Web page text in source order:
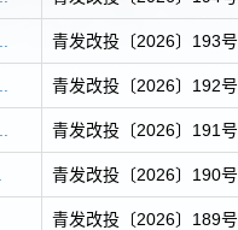
青发改投〔2026〕193号
青发改投〔2026〕192号
青发改投〔2026〕191号
青发改投〔2026〕190号
青发改投〔2026〕189号